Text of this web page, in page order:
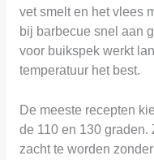
vet smelt en het vlees
bij barbecue snel aan
voor buikspek werkt
temperatuur het best.
De meeste recepten
de 110 en 130 graden.
zacht te worden